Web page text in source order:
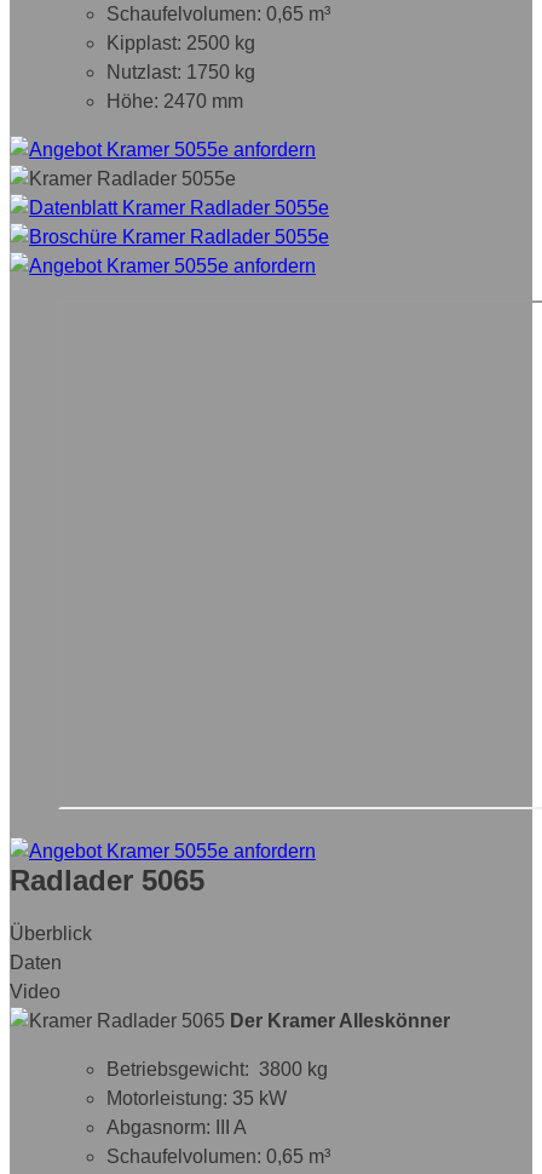
Schaufelvolumen: 0,65 m³
Kipplast: 2500 kg
Nutzlast: 1750 kg
Höhe: 2470 mm
Radlader 5065
Überblick
Daten
Video
Der Kramer Alleskönner
Betriebsgewicht: 3800 kg
Motorleistung: 35 kW
Abgasnorm: III A
Schaufelvolumen: 0,65 m³